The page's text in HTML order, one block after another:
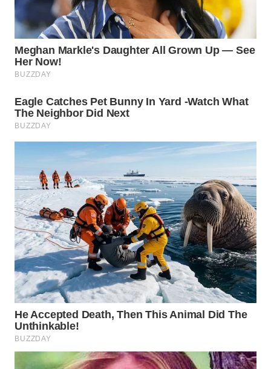
WN
LIKUPANG
WN
LABUANBAJO
WN
BORNEO
Group
WAHANA
NEWS
WAHANA
TANI
WAHANA
WAHANA
INFRASTRUKTUR